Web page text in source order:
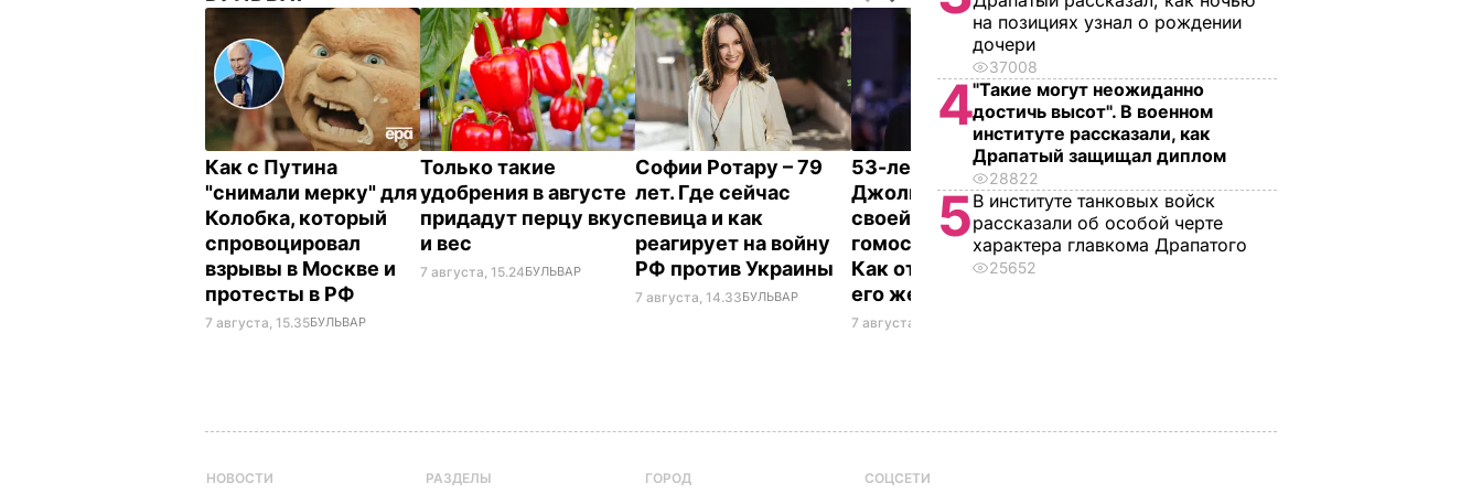
Как с Путина
"снимали мерку" для
Колобка, который
спровоцировал
взрывы в Москве и
протесты в РФ
7 августа, 15.35БУЛЬВАР
Только такие
удобрения в августе
придадут перцу вкус
и вес
7 августа, 15.24БУЛЬВАР
Софии Ротару – 79
лет. Где сейчас
певица и как
реагирует на войну
РФ против Украины
7 августа, 14.33БУЛЬВАР
53-летний брат
Джоли заявил о
своей
гомосексуальности.
Как отреагировала
его жена
7 августа, 14.28
"Пригласили лето в
банки". Яблоки на
зиму без
стерилизации –
на позициях узнал о рождении
дочери
37008
4"Такие могут неожиданно
достичь высот". В военном
институте рассказали, как
Драпатый защищал диплом
28822
5В институте танковых войск
рассказали об особой черте
характера главкома Драпатого
25652
НОВОСТИ РАЗДЕЛЫ ГОРОД СОЦСЕТИ